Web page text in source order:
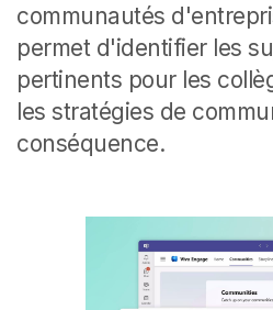
communautés
permet d'identifier les
pertinents pour les
les stratégies de
conséquence.